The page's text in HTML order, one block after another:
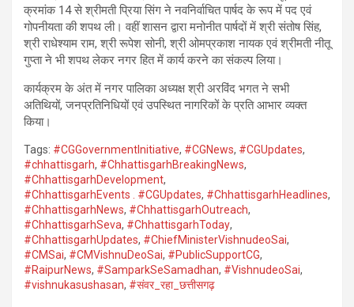
क्रमांक 14 से श्रीमती प्रिया सिंग ने नवनिर्वाचित पार्षद के रूप में पद एवं
गोपनीयता की शपथ ली। वहीं शासन द्वारा मनोनीत पार्षदों में श्री संतोष सिंह,
श्री राधेश्याम राम, श्री रूपेश सोनी, श्री ओमप्रकाश नायक एवं श्रीमती नीतू
गुप्ता ने भी शपथ लेकर नगर हित में कार्य करने का संकल्प लिया।
कार्यक्रम के अंत में नगर पालिका अध्यक्ष श्री अरविंद भगत ने सभी
अतिथियों, जनप्रतिनिधियों एवं उपस्थित नागरिकों के प्रति आभार व्यक्त
किया।
Tags: #CGGovernmentInitiative, #CGNews, #CGUpdates,
#chhattisgarh, #ChhattisgarhBreakingNews,
#ChhattisgarhDevelopment,
#ChhattisgarhEvents . #CGUpdates, #ChhattisgarhHeadlines,
#ChhattisgarhNews, #ChhattisgarhOutreach,
#ChhattisgarhSeva, #ChhattisgarhToday,
#ChhattisgarhUpdates, #ChiefMinisterVishnudeoSai,
#CMSai, #CMVishnuDeoSai, #PublicSupportCG,
#RaipurNews, #SamparkSeSamadhan, #VishnudeoSai,
#vishnukasushasan, #संवर_रहा_छत्तीसगढ़